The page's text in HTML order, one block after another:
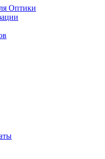
Оптики